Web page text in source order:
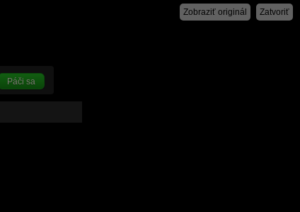
Zatvoriť
Zobraziť originál
Páči sa